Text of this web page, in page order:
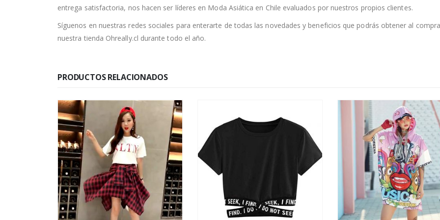
entrega satisfactoria, nos hacen ser líderes en Moda Asiática en Chile evaluados por nuestros propios clientes.
Síguenos en nuestras redes sociales para enterarte de todas las novedades y beneficios que podrás obtener al
nuestra tienda Ohreally.cl durante todo el año.
PRODUCTOS RELACIONADOS